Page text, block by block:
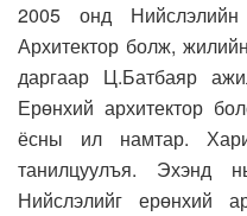
2005 онд
Архитектор болж,
даргаар Ц.Батбаяр
Ерөнхий архитектор
ёсны ил намтар.
танилцуулъя. Эхэнд
Нийслэлийг ерөнхий